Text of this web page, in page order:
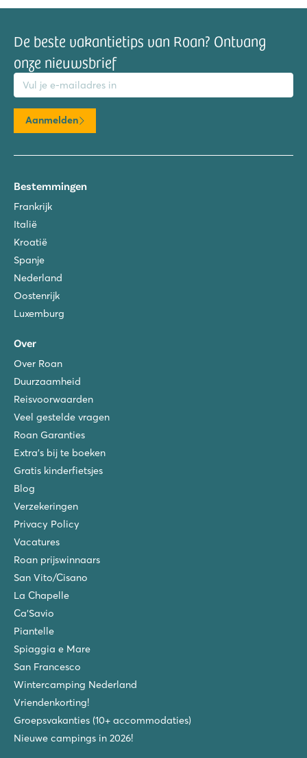
De beste vakantietips van Roan? Ontvang
onze nieuwsbrief
Aanmelden
Bestemmingen
Frankrijk
Italië
Kroatië
Spanje
Nederland
Oostenrijk
Luxemburg
Over
Over Roan
Duurzaamheid
Reisvoorwaarden
Veel gestelde vragen
Roan Garanties
Extra's bij te boeken
Gratis kinderfietsjes
Blog
Verzekeringen
Privacy Policy
Vacatures
Roan prijswinnaars
San Vito/Cisano
La Chapelle
Ca'Savio
Piantelle
Spiaggia e Mare
San Francesco
Wintercamping Nederland
Vriendenkorting!
Groepsvakanties (10+ accommodaties)
Nieuwe campings in 2026!